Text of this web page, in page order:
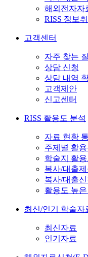
해외전자자
RISS 정보
고객센터
자주 찾는
상담 신청
상담 내역
고객제안
신고센터
RISS 활용도 분석
자료 현황
주제별 활
학술지 활
복사/대출
복사/대출
활용도 높은
최신/인기 학술자
최신자료
인기자료